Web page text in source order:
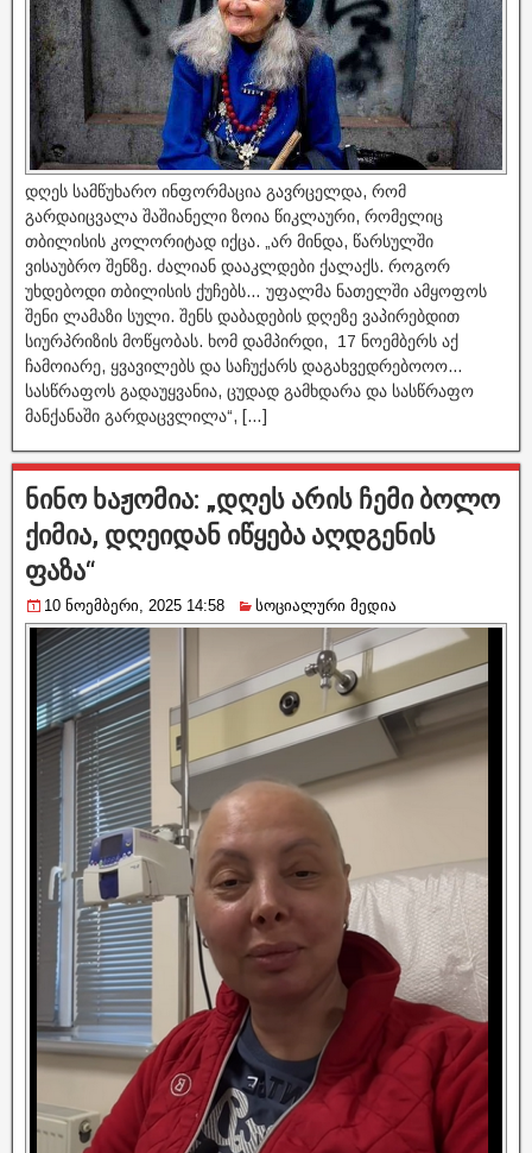
დღეს სამწუხარო ინფორმაცია გავრცელდა, რომ
გარდაიცვალა შაშიანელი ზოია წიკლაური, რომელიც
თბილისის კოლორიტად იქცა. „არ მინდა, წარსულში
ვისაუბრო შენზე. ძალიან დააკლდები ქალაქს. როგორ
უხდებოდი თბილისის ქუჩებს… უფალმა ნათელში ამყოფოს
შენი ლამაზი სული. შენს დაბადების დღეზე ვაპირებდით
სიურპრიზის მოწყობას. ხომ დამპირდი, 17 ნოემბერს აქ
ჩამოიარე, ყვავილებს და საჩუქარს დაგახვედრებოოო…
სასწრაფოს გადაუყვანია, ცუდად გამხდარა და სასწრაფო
მანქანაში გარდაცვლილა“, […]
ნინო ხაჟომია: „დღეს არის ჩემი ბოლო
ქიმია, დღეიდან იწყება აღდგენის
ფაზა“
10 ნოემბერი, 2025 14:58 სოციალური მედია